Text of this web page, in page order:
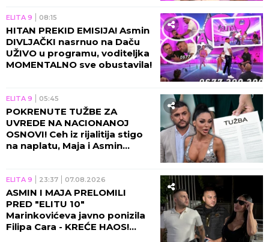
ELITA 9 08:15
HITAN PREKID EMISIJA! Asmin
DIVLJAČKI nasrnuo na Daču
UŽIVO u programu, voditeljka
MOMENTALNO sve obustavila!
ELITA 9 05:45
POKRENUTE TUŽBE ZA
UVREDE NA NACIONANOJ
OSNOVI! Ceh iz rijalitija stigo
na naplatu, Maja i Asmin
ELITA 9 23:37 07.08.2026
ASMIN I MAJA PRELOMILI
PRED "ELITU 10"
Marinkovićeva javno ponizila
Filipa Cara - KREĆE HAOS!